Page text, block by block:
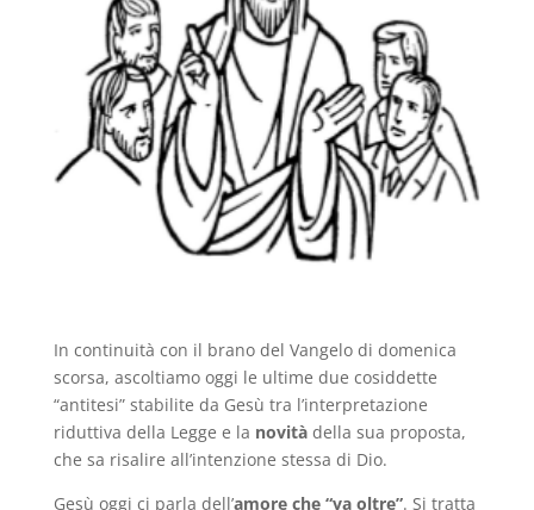
In continuità con il brano del Vangelo di domenica
scorsa, ascoltiamo oggi le ultime due cosiddette
“antitesi” stabilite da Gesù tra l’interpretazione
riduttiva della Legge e la novitàdella sua proposta,
che sa risalire all’intenzione stessa di Dio.
Gesù oggi ci parla dell’amore che “va oltre”. Si tratta